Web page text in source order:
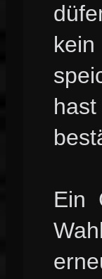
Ein